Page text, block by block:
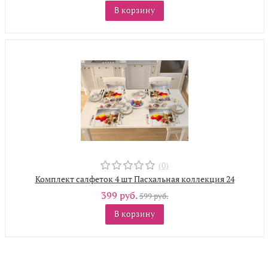
В корзину
(0)
Комплект салфеток 4 шт Пасхальная коллекция 24
399 руб.599 руб.
В корзину